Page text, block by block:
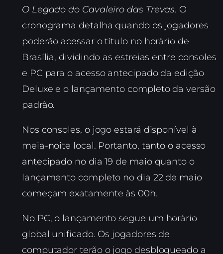
O Legado do Cavaleiro das Trevas. O
cronograma detalha quando os jogadores
poderão acessar o título no horário de
Brasília, dividindo as estreias entre consoles
e PC para o acesso antecipado da edição
Deluxe e o lançamento completo da versão
padrão.
Nos consoles, o jogo estará disponível à
meia-noite local. Portanto, tanto o acesso
antecipado no dia 19 de maio quanto o
lançamento completo no dia 22 de maio
começam exatamente às 00h.
No PC, o lançamento segue um horário
global unificado. Os jogadores de
computador terão o jogo desbloqueado a